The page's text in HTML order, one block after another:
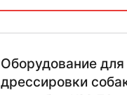
Оборудование для
дрессировки